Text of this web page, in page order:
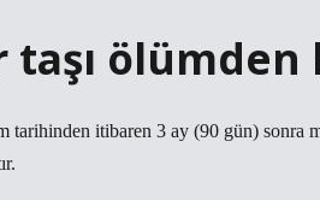
taşı ölümden
tarihinden itibaren 3 ay (90 gün) sonra